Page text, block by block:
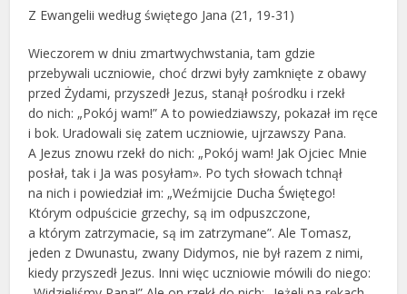
Z Ewangelii według świętego Jana (21, 19-31)
Wieczorem w dniu zmartwychwstania, tam gdzie
przebywali uczniowie, choć drzwi były zamknięte z obawy
przed Żydami, przyszedł Jezus, stanął pośrodku i rzekł
do nich: „Pokój wam!” A to powiedziawszy, pokazał im ręce
i bok. Uradowali się zatem uczniowie, ujrzawszy Pana.
A Jezus znowu rzekł do nich: „Pokój wam! Jak Ojciec Mnie
posłał, tak i Ja was posyłam». Po tych słowach tchnął
na nich i powiedział im: „Weźmijcie Ducha Świętego!
Którym odpuścicie grzechy, są im odpuszczone,
a którym zatrzymacie, są im zatrzymane”. Ale Tomasz,
jeden z Dwunastu, zwany Didymos, nie był razem z nimi,
kiedy przyszedł Jezus. Inni więc uczniowie mówili do niego: